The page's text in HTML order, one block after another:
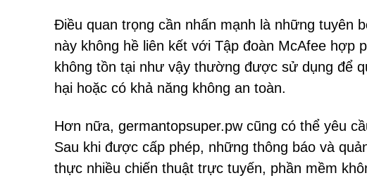
Điều quan trọng cần nhấn mạnh là những tuyên
này không hề liên kết với Tập đoàn McAfee hợp
không tồn tại như vậy thường được sử dụng để
hại hoặc có khả năng không an toàn.
Hơn nữa, germantopsuper.pw cũng có thể yêu
Sau khi được cấp phép, những thông báo và
thực nhiều chiến thuật trực tuyến, phần mềm